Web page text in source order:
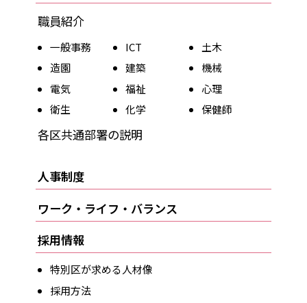
職員紹介
一般事務 ICT
土木
造園
建築
機械
電気
福祉
心理
衛生
化学 保健師
各区共通部署の説明
人事制度
ワーク・ライフ・バランス
採用情報
特別区が求める人材像
採用方法